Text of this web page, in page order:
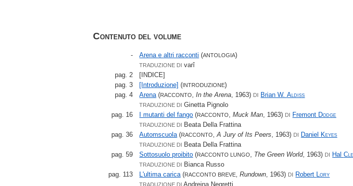
Contenuto del volume
- Arena e altri racconti (ANTOLOGIA)
TRADUZIONE DI varî
pag. 2
[INDICE]
pag. 3
[Introduzione] (INTRODUZIONE)
pag. 4
Arena(RACCONTO,In the Arena, 1963) DI Brian W.Aldiss
TRADUZIONE DI Ginetta Pignolo
pag. 16
I mutanti del fango (RACCONTO,Muck Man, 1963) DI Fremont Dodge
TRADUZIONE DI Beata Della Frattina
pag. 36
Automscuola(RACCONTO,A Jury of Its Peers, 1963) DI Daniel Keyes
TRADUZIONE DI Beata Della Frattina
pag. 59
Sottosuolo proibito (RACCONTO LUNGO, The Green World, 1963) DI Hal
TRADUZIONE DI Bianca Russo
pag. 113
L'ultima carica(RACCONTO BREVE,Rundown, 1963) DI Robert Lory
TRADUZIONE DI Andreina Negretti